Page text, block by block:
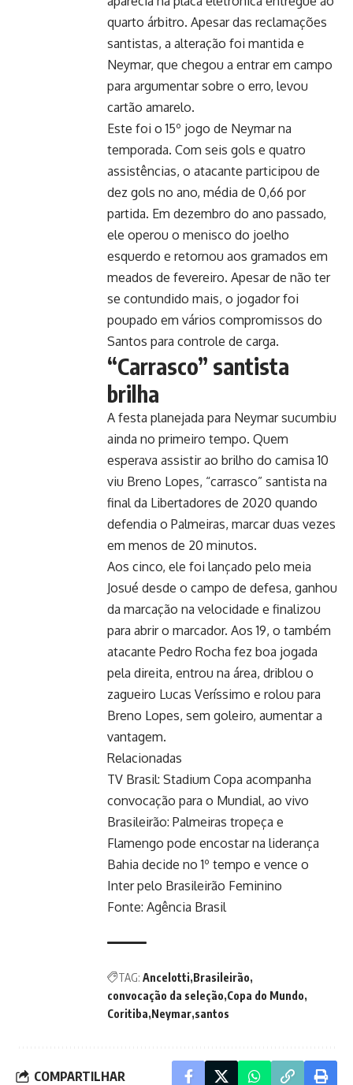
quarto árbitro. Apesar das reclamações
santistas, a alteração foi mantida e
Neymar, que chegou a entrar em campo
para argumentar sobre o erro, levou
cartão amarelo.
Este foi o 15º jogo de Neymar na
temporada. Com seis gols e quatro
assistências, o atacante participou de
dez gols no ano, média de 0,66 por
partida. Em dezembro do ano passado,
ele operou o menisco do joelho
esquerdo e retornou aos gramados em
meados de fevereiro. Apesar de não ter
se contundido mais, o jogador foi
poupado em vários compromissos do
Santos para controle de carga.
“Carrasco” santista
brilha
A festa planejada para Neymar sucumbiu
ainda no primeiro tempo. Quem
esperava assistir ao brilho do camisa 10
viu Breno Lopes, “carrasco” santista na
final da Libertadores de 2020 quando
defendia o Palmeiras, marcar duas vezes
em menos de 20 minutos.
Aos cinco, ele foi lançado pelo meia
Josué desde o campo de defesa, ganhou
da marcação na velocidade e finalizou
para abrir o marcador. Aos 19, o também
atacante Pedro Rocha fez boa jogada
pela direita, entrou na área, driblou o
zagueiro Lucas Veríssimo e rolou para
Breno Lopes, sem goleiro, aumentar a
vantagem.
Relacionadas
TV Brasil: Stadium Copa acompanha
convocação para o Mundial, ao vivo
Brasileirão: Palmeiras tropeça e
Flamengo pode encostar na liderança
Bahia decide no 1º tempo e vence o
Inter pelo Brasileirão Feminino
Fonte: Agência Brasil
TAG: Ancelotti Brasileirão
convocação da seleção Copa do Mundo
Coritiba Neymar santos
COMPARTILHAR